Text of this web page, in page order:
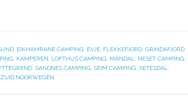
, EIKHAMRANE CAMPING, EVJE, FLEKKEFJORD, GRINDAFJORD
, KAMPEREN, LOFTHUS CAMPING, MANDAL, NESET CAMPING,
, SANDNES CAMPING, SEIM CAMPING, SETESDAL,
ZUID NOORWEGEN